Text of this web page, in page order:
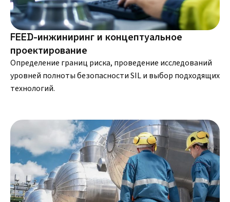
FEED-инжиниринг и концептуальное
проектирование
Определение границ риска, проведение исследований
уровней полноты безопасности SIL и выбор подходящих
технологий.